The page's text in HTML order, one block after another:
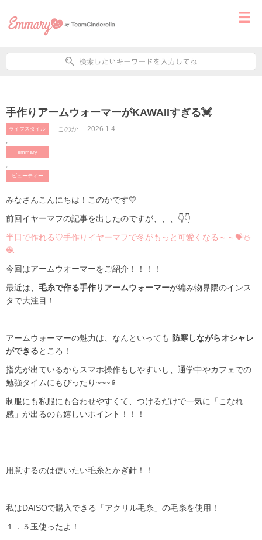
手作りアームウォーマーがKAWAIIすぎる💓
ライフスタイル
,
emmary
,
ビューティー
このか 2026.1.4
みなさんこんにちは！このかです💛
前回イヤーマフの記事を出したのですが、、、👇👇
半日で作れる♡手作りイヤーマフで冬がもっと可愛くなる～～💝⛄
🧶
今回はアームウオーマーをご紹介！！！！
最近は、 毛糸で作る手作りアームウォーマーが編み物界隈のインス
タで大注目！
アームウォーマーの魅力は、なんといっても 防寒しながらオシャレ
ができるところ！
指先が出ているからスマホ操作もしやすいし、通学中やカフェでの
勉強タイムにもぴったり~~~📱
制服にも私服にも合わせやすくて、つけるだけで一気に「こなれ
感」が出るのも嬉しいポイント！！！
用意するのは使いたい毛糸とかぎ針！！
私はDAISOで購入できる「アクリル毛糸」の毛糸を使用！
１．５玉使ったよ！